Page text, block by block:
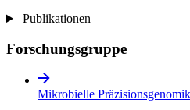
Publikationen
Forschungsgruppe
Mikrobielle Präzisionsgenomik